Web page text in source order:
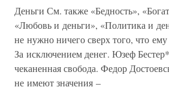
Деньги См. также «Бедность»,
«Любовь и деньги», «Политика и
не нужно ничего сверх того, что
За исключением денег. Юзеф
чеканенная свобода. Федор
не имеют значения –